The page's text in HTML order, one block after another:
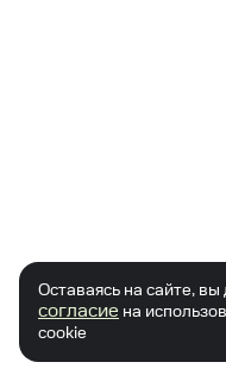
Оставаясь на сайте, вы
согласие на
cookie